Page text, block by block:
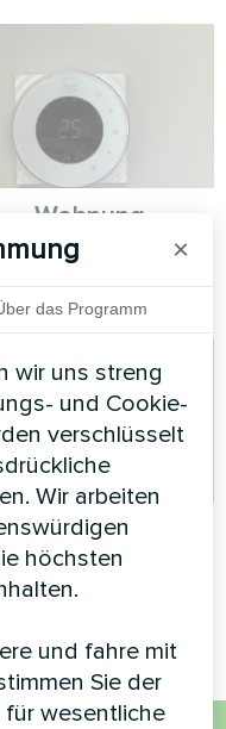
Wohnung
Fußbodenthermostat
Wohnung
Fußbodenthermostat
×
das Programm
wir uns streng
und Cookie-
verschlüsselt
Wir arbeiten
höchsten
und fahre mit
Sie der
wesentliche